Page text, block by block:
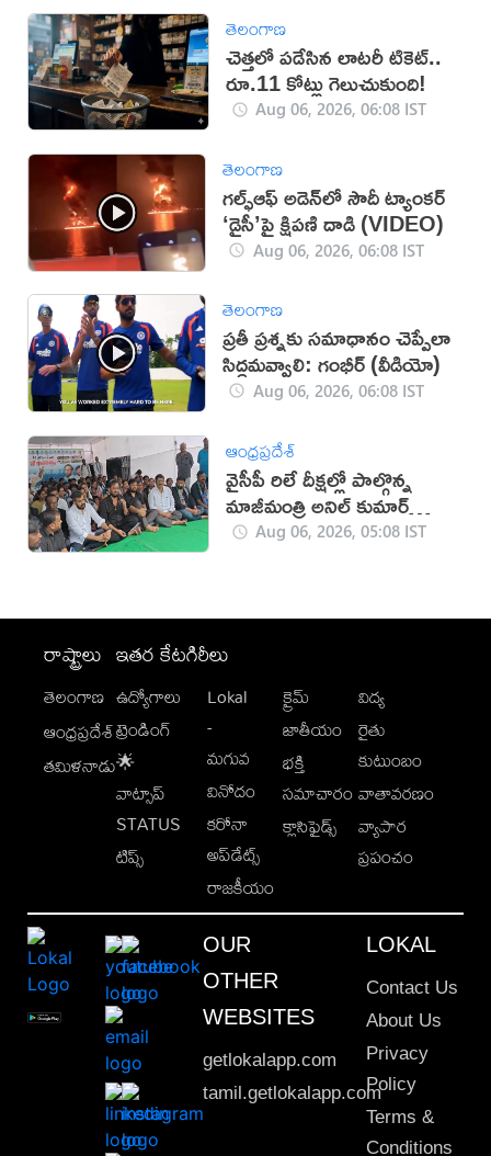
తెలంగాణ
చెత్తలో పడేసిన లాటరీ టికెట్..
రూ.11 కోట్లు గెలుచుకుంది!
Aug 06, 2026, 06:08 IST
తెలంగాణ
గల్ఫ్‌ఆఫ్‌ అడెన్‌లో సౌదీ ట్యాంకర్‌
‘డైసీ’పై క్షిపణి దాడి (VIDEO)
Aug 06, 2026, 06:08 IST
తెలంగాణ
ప్రతీ ప్రశ్నకు సమాధానం చెప్పేలా
సిద్ధమవ్వాలి: గంభీర్ (వీడియో)
Aug 06, 2026, 06:08 IST
ఆంధ్రప్రదేశ్
వైసీపీ రిలే దీక్షల్లో పాల్గొన్న
మాజీమంత్రి అనిల్ కుమార్
యాదవ్Aug 06, 2026, 05:08 IST
రాష్ట్రాలు
తెలంగాణ
ఆంధ్రప్రదేశ్
తమిళనాడు
ఇతర కేటగిరీలు
ఉద్యోగాలు
ట్రెండింగ్
🌟
వాట్సాప్
STATUS
టిప్స్
Lokal
-
మగువ
వినోదం
కరోనా
అప్‌డేట్స్
రాజకీయం
క్రైమ్
జాతీయం
భక్తి
సమాచారం
క్లాసిఫైడ్స్
విద్య
రైతు
కుటుంబం
వాతావరణం
వ్యాపార
ప్రపంచం
OUR
OTHER
WEBSITES
getlokalapp.com
tamil.getlokalapp.com
LOKAL
Contact Us
About Us
Privacy
Policy
Terms &
Conditions